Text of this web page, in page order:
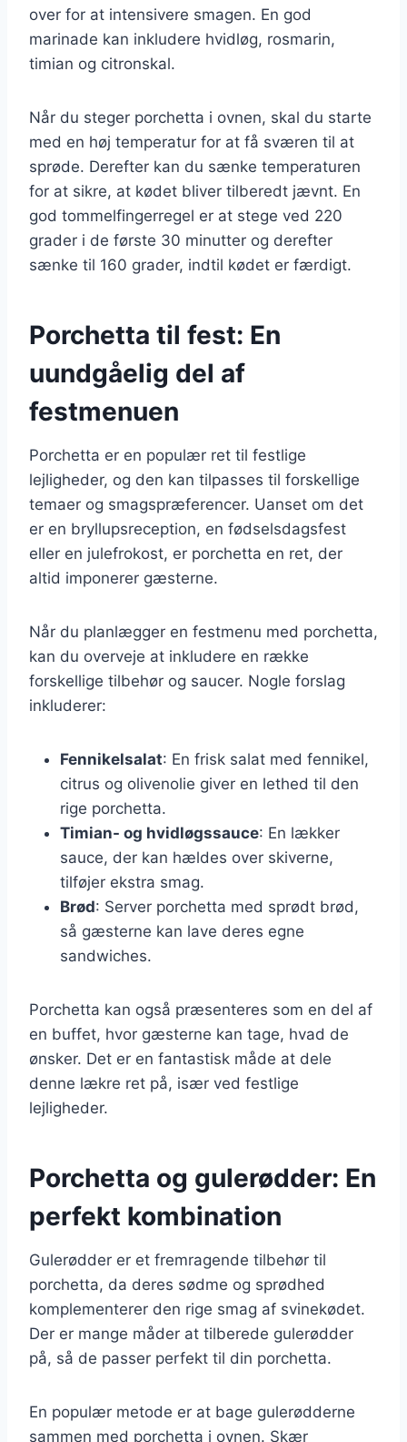
over for at intensivere smagen. En god
marinade kan inkludere hvidløg, rosmarin,
timian og citronskal.
Når du steger porchetta i ovnen, skal du starte
med en høj temperatur for at få sværen til at
sprøde. Derefter kan du sænke temperaturen
for at sikre, at kødet bliver tilberedt jævnt. En
god tommelfingerregel er at stege ved 220
grader i de første 30 minutter og derefter
sænke til 160 grader, indtil kødet er færdigt.
Porchetta til fest: En
uundgåelig del af
festmenuen
Porchetta er en populær ret til festlige
lejligheder, og den kan tilpasses til forskellige
temaer og smagspræferencer. Uanset om det
er en bryllupsreception, en fødselsdagsfest
eller en julefrokost, er porchetta en ret, der
altid imponerer gæsterne.
Når du planlægger en festmenu med porchetta,
kan du overveje at inkludere en række
forskellige tilbehør og saucer. Nogle forslag
inkluderer:
Fennikelsalat: En frisk salat med fennikel,
citrus og olivenolie giver en lethed til den
rige porchetta.
Timian- og hvidløgssauce: En lækker
sauce, der kan hældes over skiverne,
tilføjer ekstra smag.
Brød: Server porchetta med sprødt brød,
så gæsterne kan lave deres egne
sandwiches.
Porchetta kan også præsenteres som en del af
en buffet, hvor gæsterne kan tage, hvad de
ønsker. Det er en fantastisk måde at dele
denne lækre ret på, især ved festlige
lejligheder.
Porchetta og gulerødder: En
perfekt kombination
Gulerødder er et fremragende tilbehør til
porchetta, da deres sødme og sprødhed
komplementerer den rige smag af svinekødet.
Der er mange måder at tilberede gulerødder
på, så de passer perfekt til din porchetta.
En populær metode er at bage gulerødderne
sammen med porchetta i ovnen. Skær